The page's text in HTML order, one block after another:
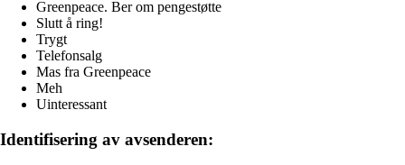
Greenpeace. Ber om pengestøtte
Slutt å ring!
Trygt
Telefonsalg
Mas fra Greenpeace
Meh
Uinteressant
Identifisering av avsenderen: